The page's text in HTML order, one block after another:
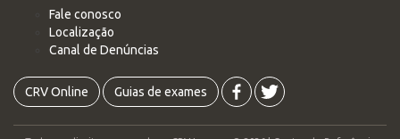
Fale conosco
Localização
Canal de Denúncias
CRV Online Guias de exames